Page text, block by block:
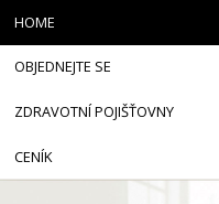
HOME
OBJEDNEJTE SE
ZDRAVOTNÍ POJIŠŤOVNY
CENÍK